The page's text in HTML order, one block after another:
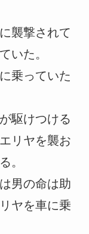
襲撃されて
いた。
乗っていた
駆けつける
リヤを襲お
。
男の命は助
ヤを車に乗